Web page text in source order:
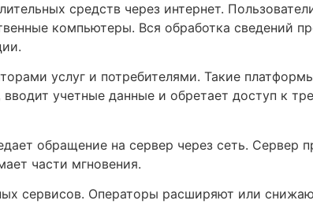
средств через интернет.
компьютеры. Вся обработка сведений
услуг и потребителями. Такие
учетные данные и обретает доступ к
обращение на сервер через сеть. Сервер
части мгновения.
сервисов. Операторы расширяют или